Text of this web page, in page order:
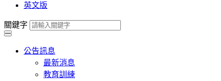
英文版
關鍵字
公告訊息
最新消息
教育訓練